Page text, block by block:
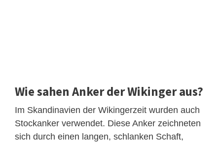
Wie sahen Anker der Wikinger aus?
Im Skandinavien der Wikingerzeit wurden auch
Stockanker verwendet. Diese Anker zeichneten
sich durch einen langen, schlanken Schaft,